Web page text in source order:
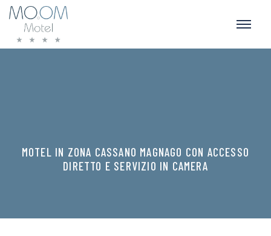
MOTEL IN ZONA CASSANO MAGNAGO CON ACCESSO
DIRETTO E SERVIZIO IN CAMERA